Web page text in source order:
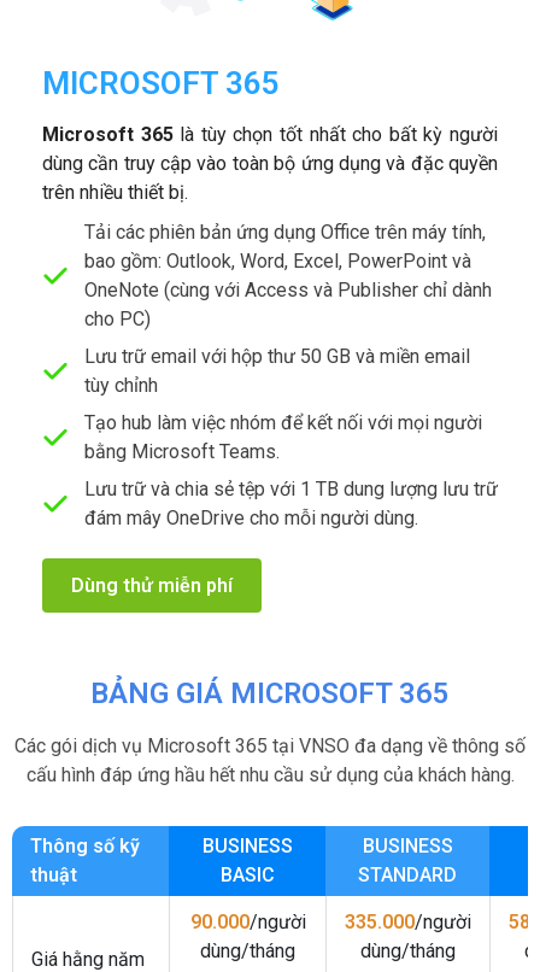
MICROSOFT 365
Microsoft 365 là tùy chọn tốt nhất cho bất kỳ người
dùng cần truy cập vào toàn bộ ứng dụng và đặc quyền
trên nhiều thiết bị.
Tải các phiên bản ứng dụng Office trên máy tính,
bao gồm: Outlook, Word, Excel, PowerPoint và
OneNote (cùng với Access và Publisher chỉ dành
cho PC)
Lưu trữ email với hộp thư 50 GB và miền email
tùy chỉnh
Tạo hub làm việc nhóm để kết nối với mọi người
bằng Microsoft Teams.
Lưu trữ và chia sẻ tệp với 1 TB dung lượng lưu trữ
đám mây OneDrive cho mỗi người dùng.
Dùng thử miễn phí
BẢNG GIÁ MICROSOFT 365
Các gói dịch vụ Microsoft 365 tại VNSO đa dạng về thông số
cấu hình đáp ứng hầu hết nhu cầu sử dụng của khách hàng.
Thông số kỹ
thuật
BUSINESS
BASIC
BUSINESS
STANDARD
Giá hằng năm
90.000/người
dùng/tháng
335.000/người
dùng/tháng